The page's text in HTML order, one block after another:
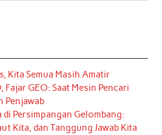
Kita Semua Masih Amatir
Fajar GEO: Saat Mesin Pencari
Penjawab
di Persimpangan Gelombang:
Kita, dan Tanggung Jawab Kita